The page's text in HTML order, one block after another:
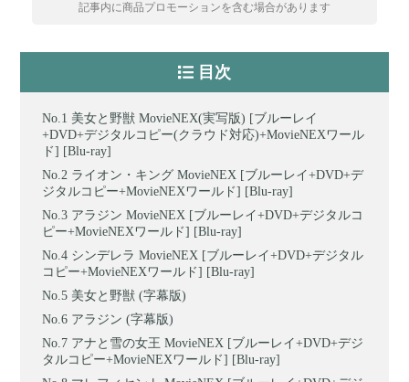
記事内に商品プロモーションを含む場合があります
目次
美女と野獣 MovieNEX(実写版) [ブルーレイ
+DVD+デジタルコピー(クラウド対応)+MovieNEXワール
ド] [Blu-ray]
ライオン・キング MovieNEX [ブルーレイ+DVD+デ
ジタルコピー+MovieNEXワールド] [Blu-ray]
アラジン MovieNEX [ブルーレイ+DVD+デジタルコ
ピー+MovieNEXワールド] [Blu-ray]
シンデレラ MovieNEX [ブルーレイ+DVD+デジタル
コピー+MovieNEXワールド] [Blu-ray]
美女と野獣 (字幕版)
アラジン (字幕版)
アナと雪の女王 MovieNEX [ブルーレイ+DVD+デジ
タルコピー+MovieNEXワールド] [Blu-ray]